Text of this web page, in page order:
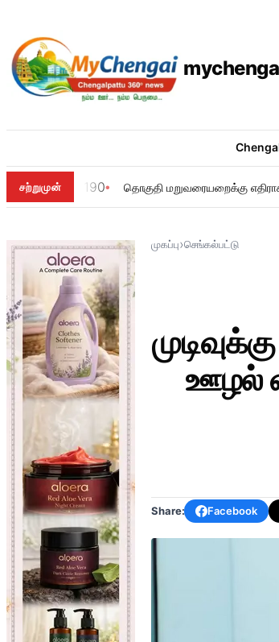
சற்றுமுன் 190 தொகுதி மறுவரையறைக்கு
முகப்பு›செங்கல்பட்டு
ஊழல்
Share: Facebook